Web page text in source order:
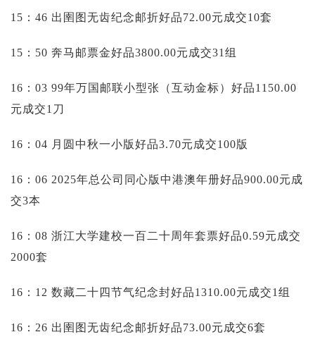
15：46 出圉图无齿纪念邮折好品72.00元成交10套
15：50 奔马邮票金好品3800.00元成交31组
16：03 99年万国邮联小型张（互动金标）好品1150.00
元成交1刀
16：04 月圆中秋一小版好品3.70元成交100版
16：06 2025年总公司同心版中港澳年册好品900.00元成
交3本
16：08 浙江大学建校一百二十周年套票好品0.59元成交
2000套
16：12 数藏二十四节气纪念封好品1310.00元成交1组
16：26 出圉图无齿纪念邮折好品73.00元成交6套